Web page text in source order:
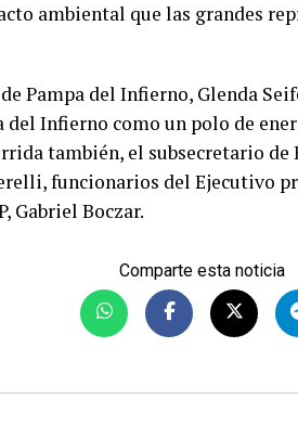
ambiental que las grandes
Pampa del Infierno, Glenda
del Infierno como un polo de
también, el subsecretario de
funcionarios del Ejecutivo
Gabriel Boczar.
Comparte esta noticia